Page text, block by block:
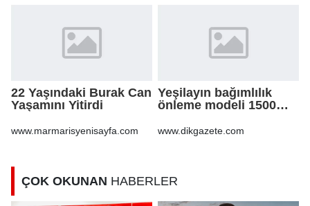
22 Yaşındaki Burak Can
Yaşamını Yitirdi
www.marmarisyenisayfa.com
Yeşilayın bağımlılık
önleme modeli 1500
hayatına dokundu
www.dikgazete.com
ÇOK OKUNAN HABERLER